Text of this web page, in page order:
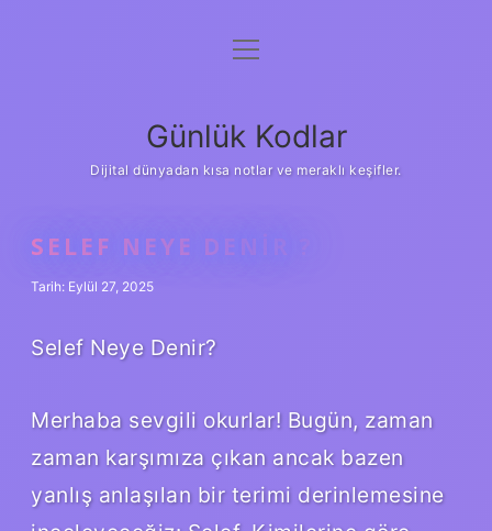
Anasayfa
Yasal Uyarı
menüyü
Günlük Kodlar
Dijital dünyadan kısa notlar ve meraklı keşifler.
SELEF NEYE DENIR ?
Tarih: Eylül 27, 2025
Selef Neye Denir?
Merhaba sevgili okurlar! Bugün, zaman
zaman karşımıza çıkan ancak bazen
yanlış anlaşılan bir terimi derinlemesine